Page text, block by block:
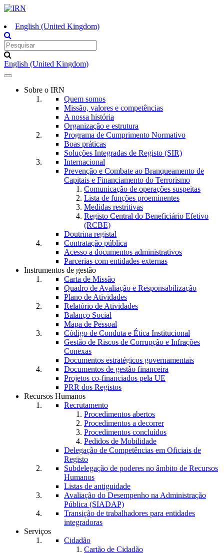
English (United Kingdom)
English (United Kingdom)
Toggle
navigationSobre o IRN
Quem somos
Missão, valores e competências
A nossa história
Organização e estrutura
Programa de Cumprimento Normativo
Boas práticas
Soluções Integradas de Registo (SIR)
Internacional
Prevenção e Combate ao Branqueamento de
Capitais e Financiamento do Terrorismo
Comunicação de operações suspeitas
Lista de funções proeminentes
Medidas restritivas
Registo Central do Beneficiário Efetivo
(RCBE)
Doutrina registal
Contratação pública
Acesso a documentos administrativos
Parcerias com entidades externas
Instrumentos de gestão
Carta de Missão
Quadro de Avaliação e Responsabilização
Plano de Atividades
Relatório de Atividades
Balanço Social
Mapa de Pessoal
Código de Conduta e Ética Institucional
Gestão de Riscos de Corrupção e Infrações
Conexas
Documentos estratégicos governamentais
Documentos de gestão financeira
Projetos co-financiados pela UE
PRR dos Registos
Recursos Humanos
Recrutamento
Procedimentos abertos
Procedimentos a decorrer
Procedimentos concluídos
Pedidos de Mobilidade
Delegação de Competências em Oficiais de
Registo
Subdelegação de poderes no âmbito de Recursos
Humanos
Listas de antiguidade
Avaliação do Desempenho na Administração
Pública (SIADAP)
Transição de trabalhadores para entidades
integradoras
Serviços
Cidadão
Cartão de Cidadão